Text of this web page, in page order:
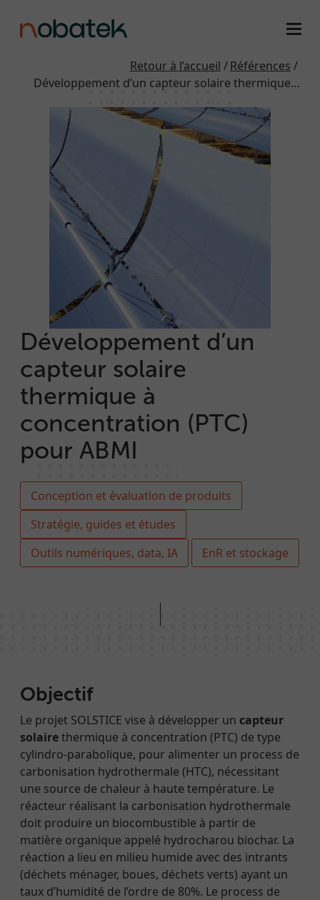
Retour à l’accueil
Références
Développement d’un capteur solaire thermique…
Développement d’un
capteur solaire
thermique à
concentration (PTC)
pour ABMI
Conception et évaluation de produits
Stratégie, guides et études
Outils numériques, data, IA
EnR et stockage
Objectif
Le projet SOLSTICE vise à développer un capteur
solairethermique à concentration (PTC) de type
cylindro-parabolique, pour alimenter un process de
carbonisation hydrothermale (HTC), nécessitant
une source de chaleur à haute température. Le
réacteur réalisant la carbonisation hydrothermale
doit produire un biocombustible à partir de
matière organique appelé hydrocharou biochar. La
réaction a lieu en milieu humide avec des intrants
(déchets ménager, boues, déchets verts) ayant un
taux d’humidité de l’ordre de 80%. Le process de